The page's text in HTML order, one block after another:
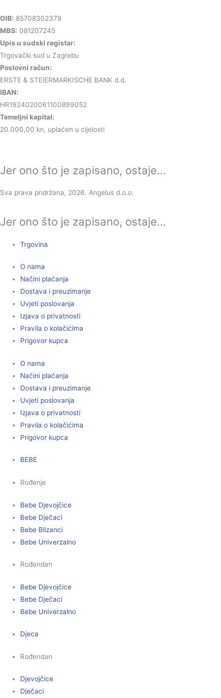
OIB: 85708302379
MBS: 081207245
Upis u sudski registar:
Trgovački sud u Zagrebu
Poslovni račun:
ERSTE & STEIERMARKISCHE BANK d.d.
IBAN:
HR1924020061100899052
Temeljni kapital:
20.000,00 kn, uplaćen u cijelosti
Jer ono što je zapisano, ostaje...
Sva prava pridržana, 2026. Angelus d.o.o.
Jer ono što je zapisano, ostaje...
Trgovina
O nama
Načini plaćanja
Dostava i preuzimanje
Uvjeti poslovanja
Izjava o privatnosti
Pravila o kolačićima
Prigovor kupca
O nama
Načini plaćanja
Dostava i preuzimanje
Uvjeti poslovanja
Izjava o privatnosti
Pravila o kolačićima
Prigovor kupca
BEBE
Rođenje
Bebe Djevojčice
Bebe Dječaci
Bebe Blizanci
Bebe Univerzalno
Rođendan
Bebe Djevojčice
Bebe Dječaci
Bebe Univerzalno
Djeca
Rođendan
Djevojčice
Dječaci